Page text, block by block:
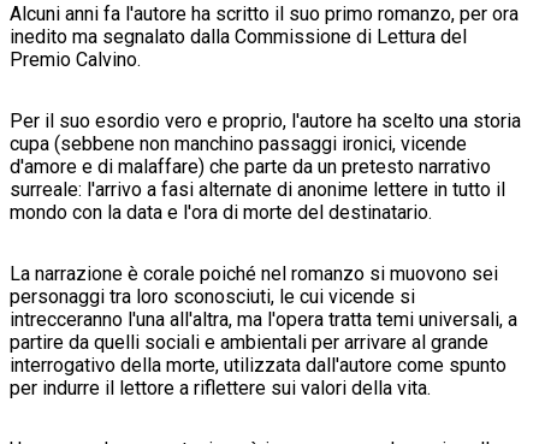
Alcuni anni fa l'autore ha scritto il suo primo romanzo, per ora
inedito ma segnalato dalla Commissione di Lettura del
Premio Calvino.
Per il suo esordio vero e proprio, l'autore ha scelto una storia
cupa (sebbene non manchino passaggi ironici, vicende
d'amore e di malaffare) che parte da un pretesto narrativo
surreale: l'arrivo a fasi alternate di anonime lettere in tutto il
mondo con la data e l'ora di morte del destinatario.
La narrazione è corale poiché nel romanzo si muovono sei
personaggi tra loro sconosciuti, le cui vicende si
intrecceranno l'una all'altra, ma l'opera tratta temi universali, a
partire da quelli sociali e ambientali per arrivare al grande
interrogativo della morte, utilizzata dall'autore come spunto
per indurre il lettore a riflettere sui valori della vita.